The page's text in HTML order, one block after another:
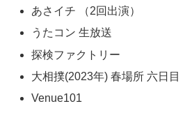
あさイチ （2回出演）
うたコン 生放送
探検ファクトリー
大相撲(2023年) 春場所 六日目
Venue101